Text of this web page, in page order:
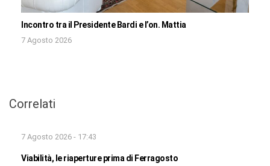
Incontro tra il Presidente Bardi e l’on. Mattia
7 Agosto 2026
Correlati
7 Agosto 2026 - 17:43
Viabilità, le riaperture prima di Ferragosto